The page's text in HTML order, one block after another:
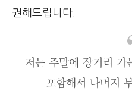
권해드립니다.
저는 주말에 장거리
포함해서 나머지